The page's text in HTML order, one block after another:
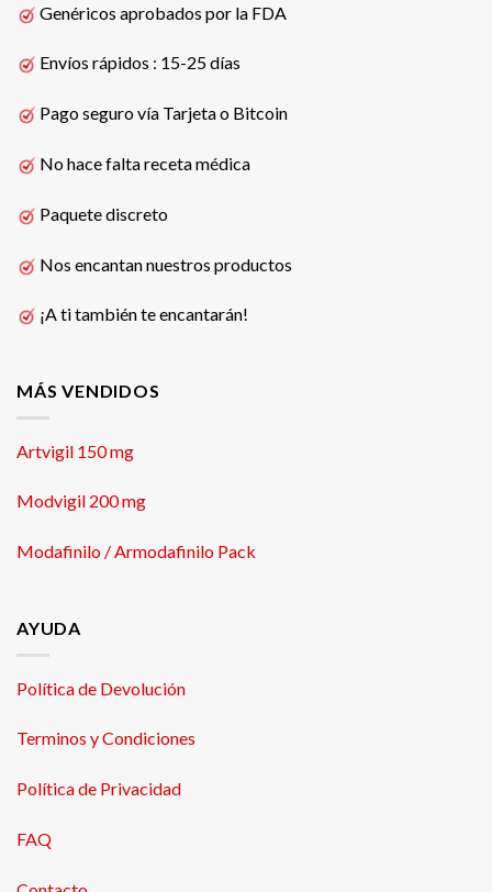
Genéricos aprobados por la FDA
Envíos rápidos : 15-25 días
Pago seguro vía Tarjeta o Bitcoin
No hace falta receta médica
Paquete discreto
Nos encantan nuestros productos
¡A ti también te encantarán!
MÁS VENDIDOS
Artvigil 150 mg
Modvigil 200 mg
Modafinilo / Armodafinilo Pack
AYUDA
Política de Devolución
Terminos y Condiciones
Política de Privacidad
FAQ